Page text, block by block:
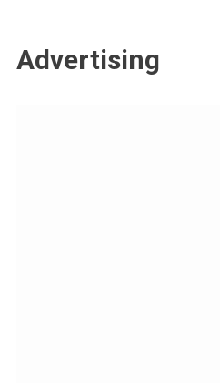
Advertising